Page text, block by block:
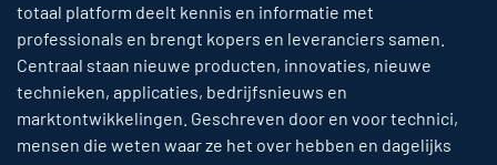
totaal platform deelt kennis en informatie met
professionals en brengt kopers en leveranciers samen.
Centraal staan nieuwe producten, innovaties, nieuwe
technieken, applicaties, bedrijfsnieuws en
marktontwikkelingen. Geschreven door en voor technici,
mensen die weten waar ze het over hebben en dagelijks